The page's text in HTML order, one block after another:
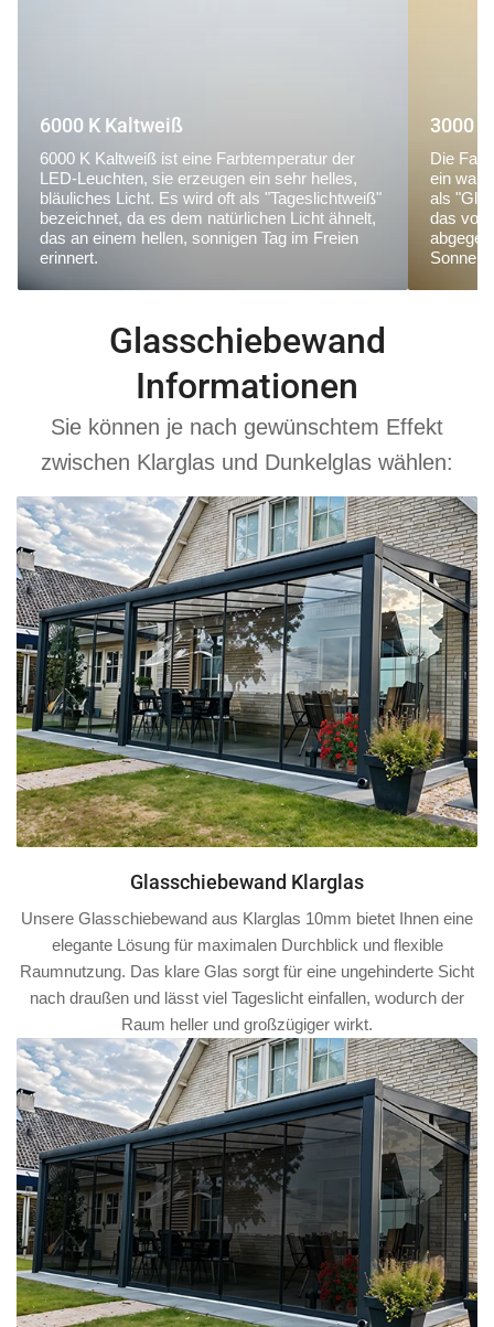
6000 K Kaltweiß
6000 K Kaltweiß ist eine Farbtemperatur der
LED-Leuchten, sie erzeugen ein sehr helles,
bläuliches Licht. Es wird oft als "Tageslichtweiß"
bezeichnet, da es dem natürlichen Licht ähnelt,
das an einem hellen, sonnigen Tag im Freien
erinnert.
3000
Die
ein
als
das von
Glasschiebewand
Informationen
Sie können je nach gewünschtem Effekt
zwischen Klarglas und Dunkelglas wählen:
Glasschiebewand Klarglas
Unsere Glasschiebewand aus Klarglas 10mm bietet Ihnen eine
elegante Lösung für maximalen Durchblick und flexible
Raumnutzung. Das klare Glas sorgt für eine ungehinderte Sicht
nach draußen und lässt viel Tageslicht einfallen, wodurch der
Raum heller und großzügiger wirkt.